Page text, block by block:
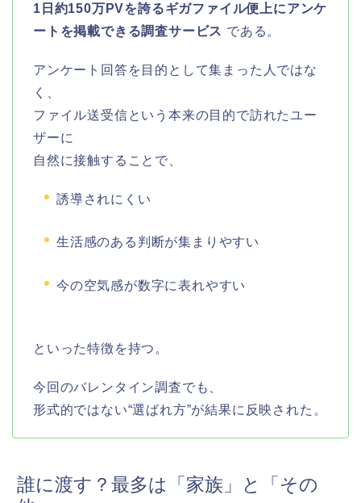
1日約150万PVを誇るギガファイル便上にアンケ
ートを掲載できる調査サービス である。
アンケート回答を目的として集まった人ではな
く、
ファイル送受信という本来の目的で訪れたユー
ザーに
自然に接触することで、
誘導されにくい
生活感のある判断が集まりやすい
今の空気感が数字に表れやすい
といった特徴を持つ。
今回のバレンタイン調査でも、
形式的ではない“選ばれ方”が結果に反映された。
誰に渡す？最多は「家族」と「その